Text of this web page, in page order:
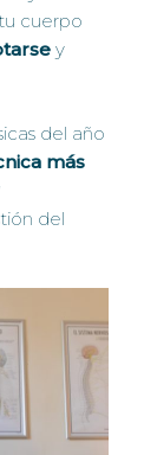
cuerpo
y
del año
más
del